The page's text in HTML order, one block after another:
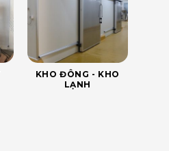
KHO ĐÔNG - KHO
LẠNH